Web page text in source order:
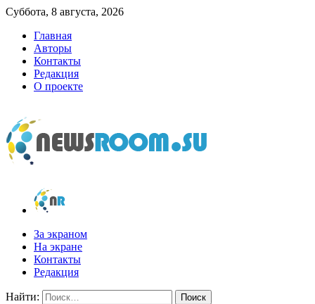
Суббота, 8 августа, 2026
Главная
Авторы
Контакты
Редакция
О проекте
newsroom.su
Новости о новостях
За экраном
На экране
Контакты
Редакция
Найти: